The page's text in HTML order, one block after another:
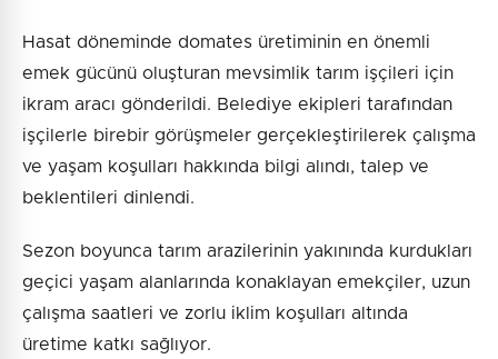
Hasat döneminde domates üretiminin en önemli
emek gücünü oluşturan mevsimlik tarım işçileri için
ikram aracı gönderildi. Belediye ekipleri tarafından
işçilerle birebir görüşmeler gerçekleştirilerek çalışma
ve yaşam koşulları hakkında bilgi alındı, talep ve
beklentileri dinlendi.
Sezon boyunca tarım arazilerinin yakınında kurdukları
geçici yaşam alanlarında konaklayan emekçiler, uzun
çalışma saatleri ve zorlu iklim koşulları altında
üretime katkı sağlıyor.